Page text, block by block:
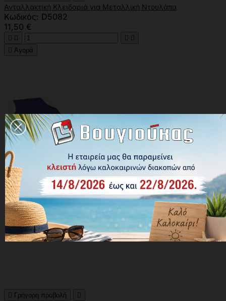
Ανταλλακτική Κλειδαριά για Μεταλλική Ντουλάπα
Κωδικός: D5082
11,50 €
   
 Αγορά
 Γρήγορη προβολή 